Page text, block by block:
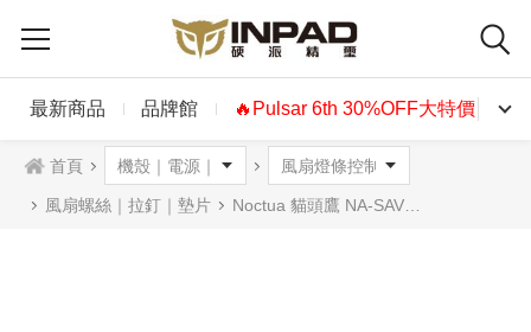
最新商品 品牌館 🔥Pulsar 6th 30%OFF大特價🔥
首頁
風扇螺絲｜拉釘｜墊片 Noctua 貓頭鷹 NA-SAVP1 chromax 風扇本體防震墊(16枚) 灰色